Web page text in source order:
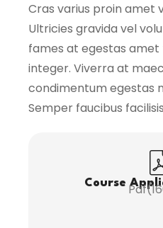
Cras varius proin amet
Ultricies gravida vel
fames at egestas
integer. Viverra at
condimentum egestas
Semper faucibus
Course